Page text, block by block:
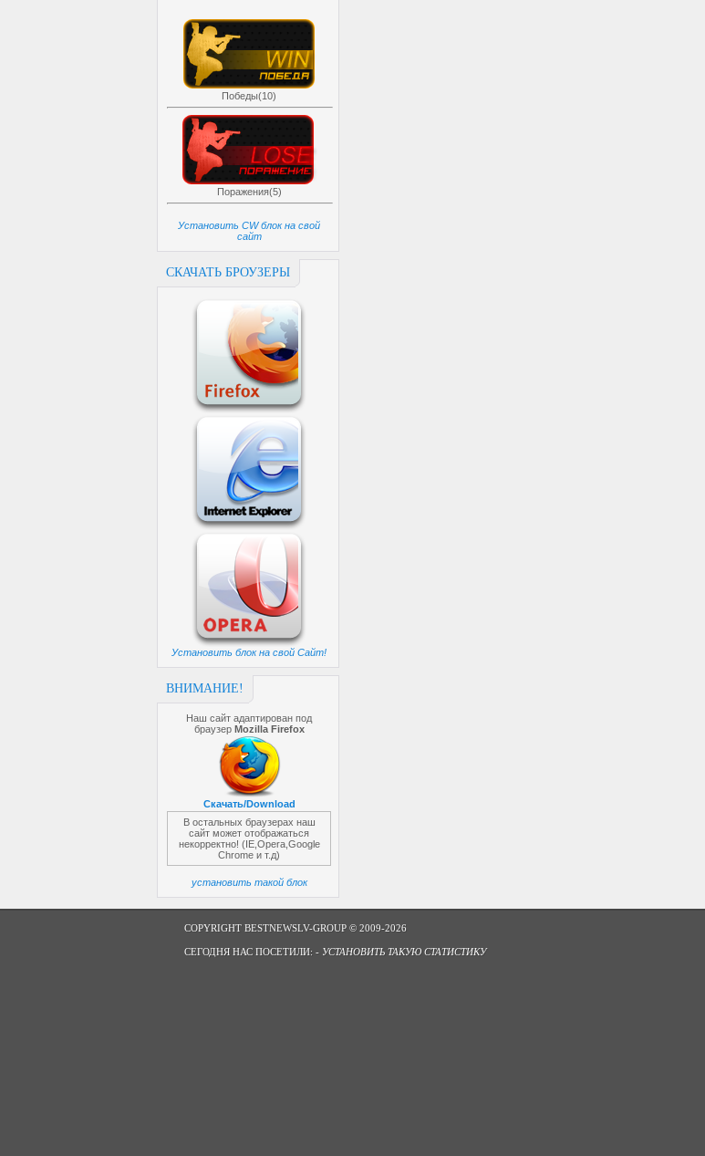
Победы(10)
Поражения(5)
Установить CW блок на свой
сайт
СКАЧАТЬ БРОУЗЕРЫ
Установить блок на свой Сайт!
ВНИМАНИЕ!
Наш сайт адаптирован под
браузер Mozilla Firefox
Скачать/Download
В остальных браузерах наш
сайт может отображаться
некорректно! (IE,Opera,Google
Chrome и т.д)
установить такой блок
COPYRIGHT BESTNEWSLV-GROUP © 2009-2026
СЕГОДНЯ НАС ПОСЕТИЛИ: - УСТАНОВИТЬ ТАКУЮ СТАТИСТИКУ